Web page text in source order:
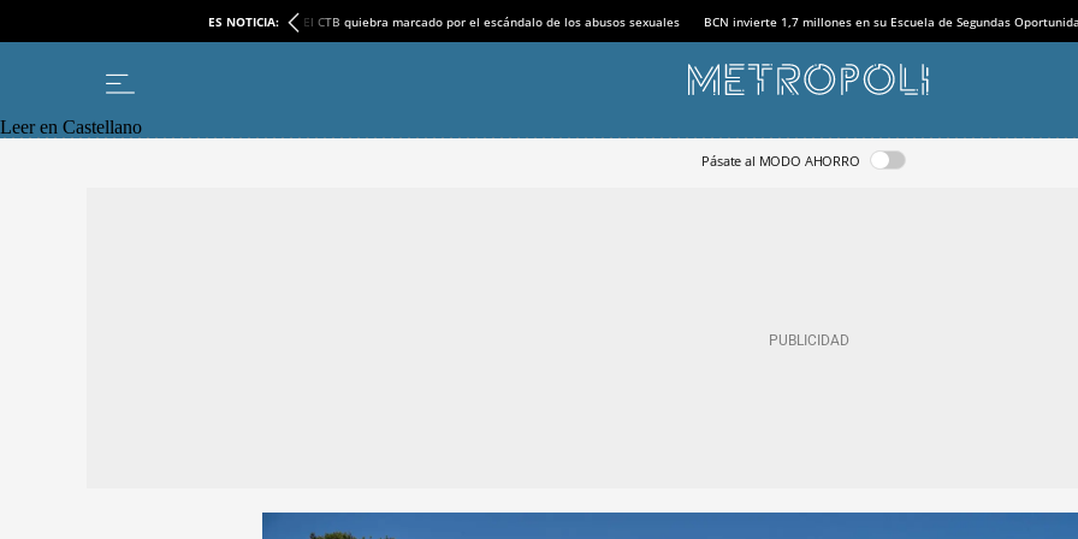
ES NOTICIA: El CTB quiebra marcado por el escándalo de los abusos sexuales BCN invierte 1,7 millones en su Escuela de Segundas
Leer en Castellano
Pásate al MODO AHORRO